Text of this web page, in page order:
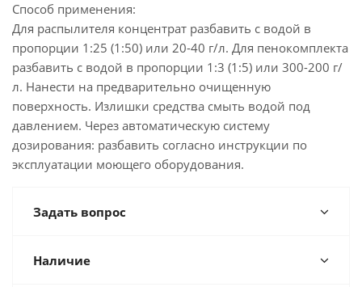
Способ применения:
Для распылителя концентрат разбавить с водой в
пропорции 1:25 (1:50) или 20-40 г/л. Для пенокомплекта
разбавить с водой в пропорции 1:3 (1:5) или 300-200 г/
л. Нанести на предварительно очищенную
поверхность. Излишки средства смыть водой под
давлением. Через автоматическую систему
дозирования: разбавить согласно инструкции по
эксплуатации моющего оборудования.
Задать вопрос
Наличие